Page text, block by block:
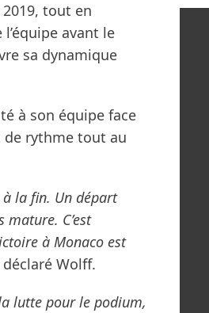
tout en
avant le
sa dynamique
à son équipe face
de rythme tout au
la fin. Un départ
C’est
à Monaco est
Wolff.
lutte pour le podium,